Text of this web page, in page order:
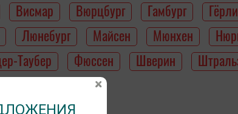
Висмар Вюрцбург Гамбург
Люнебург Майсен Мюнхен
Таубер Фюссен Шверин